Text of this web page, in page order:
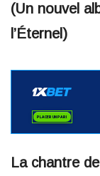
(Un nouvel
l’Éternel)
La chantre